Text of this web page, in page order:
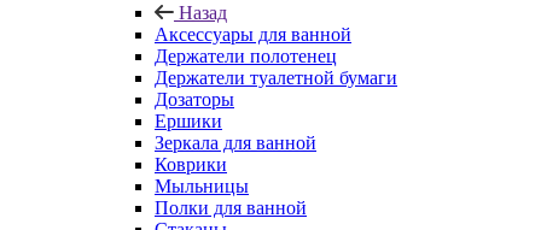
Назад
Аксессуары для ванной
Держатели полотенец
Держатели туалетной бумаги
Дозаторы
Ершики
Зеркала для ванной
Коврики
Мыльницы
Полки для ванной